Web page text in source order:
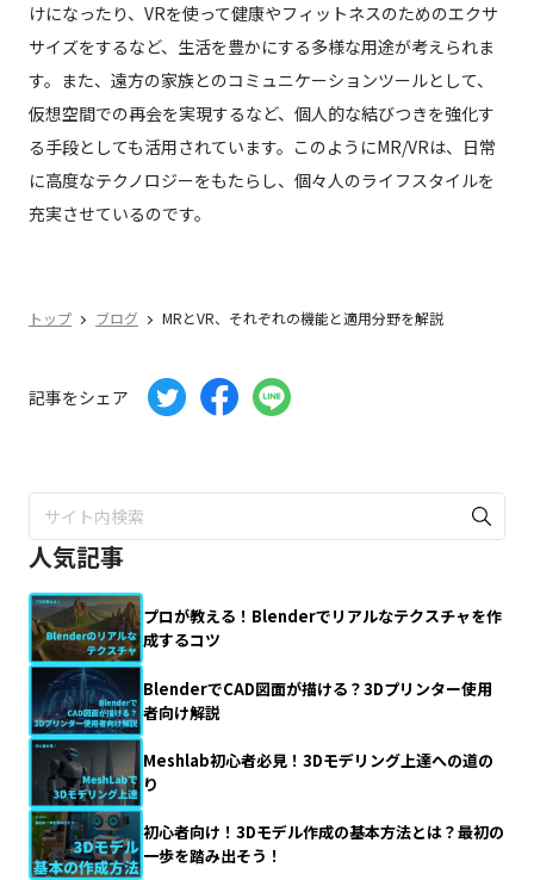
けになったり、VRを使って健康やフィットネスのためのエクサ
サイズをするなど、生活を豊かにする多様な用途が考えられま
す。また、遠方の家族とのコミュニケーションツールとして、
仮想空間での再会を実現するなど、個人的な結びつきを強化す
る手段としても活用されています。このようにMR/VRは、日常
に高度なテクノロジーをもたらし、個々人のライフスタイルを
充実させているのです。
トップ ブログ MRとVR、それぞれの機能と適用分野を解説
記事をシェア
人気記事
プロが教える！Blenderでリアルなテクスチャを作
成するコツ
BlenderでCAD図面が描ける？3Dプリンター使用
者向け解説
Meshlab初心者必見！3Dモデリング上達への道の
り
初心者向け！3Dモデル作成の基本方法とは？最初の
一歩を踏み出そう！